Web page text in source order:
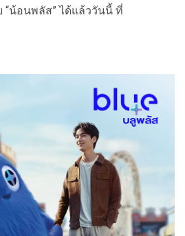
น้อนพลัส” ได้แล้ววันนี้ ที่